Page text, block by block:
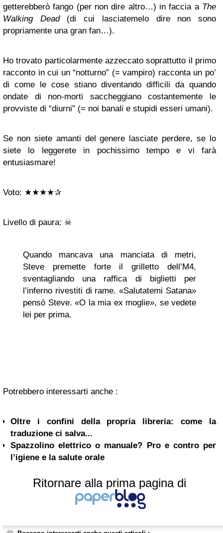
getterebberò fango (per non dire altro…) in faccia a The
Walking Dead(di cui lasciatemelo dire non sono
propriamente una gran fan…).
Ho trovato particolarmente azzeccato soprattutto il primo
racconto in cui un “notturno” (= vampiro) racconta un po’
di come le cose stiano diventando difficili da quando
ondate di non-morti saccheggiano costantemente le
provviste di “diurni” (= noi banali e stupidi esseri umani).
Se non siete amanti del genere lasciate perdere, se lo
siete lo leggerete in pochissimo tempo e vi farà
entusiasmare!
Voto: ★★★★✰
Livello di paura: ☠
Quando mancava una manciata di metri,
Steve premette forte il grilletto dell’M4,
sventagliando una raffica di biglietti per
l’inferno rivestiti di rame. «Salutatemi Satana»
pensò Steve. «O la mia ex moglie», se vedete
lei per prima.
Potrebbero interessarti anche :
Oltre i confini della propria libreria: come la
traduzione ci salva...
Spazzolino elettrico o manuale? Pro e contro per
l’igiene e la salute orale
Ritornare alla prima pagina di